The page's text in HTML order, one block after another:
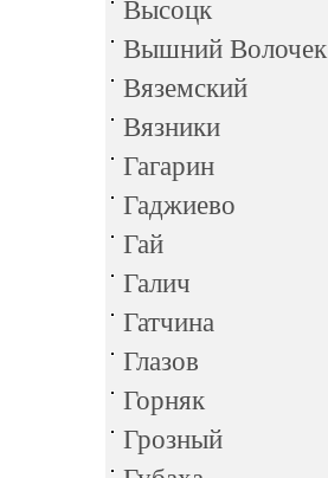
Высоцк
Вышний Волочек
Вяземский
Вязники
Гагарин
Гаджиево
Гай
Галич
Гатчина
Глазов
Горняк
Грозный